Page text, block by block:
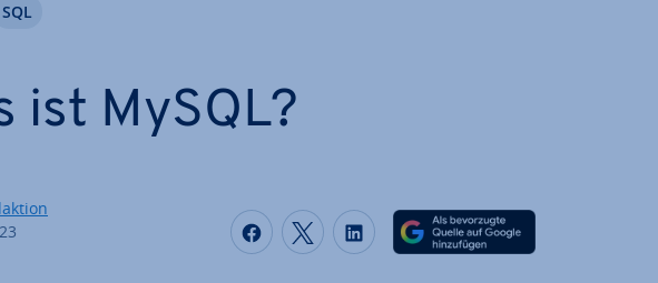
ist MySQL?
Auf Facebook teilen
Auf Twitter teilen
Auf LinkedIn teilen
SQL